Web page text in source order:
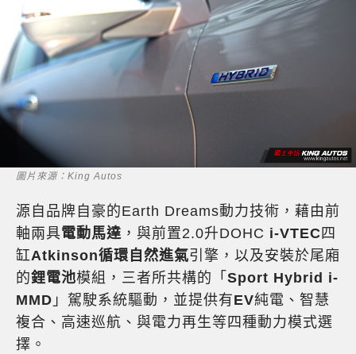
圖片來源：King Autos
源自品牌自豪的Earth Dreams動力技術，藉由前
軸兩具電動馬達 ，與前置2.0升DOHC i-VTEC 四
缸Atkinson循環自然進氣引擎，以及安裝於尾廂
的鋰電池模組，三者所共構的「 Sport Hybrid i-
MMD 」駕駛系統驅動，並提供有EV純電、智慧
複合、高速巡航、與電力再生等四種動力模式選
擇。